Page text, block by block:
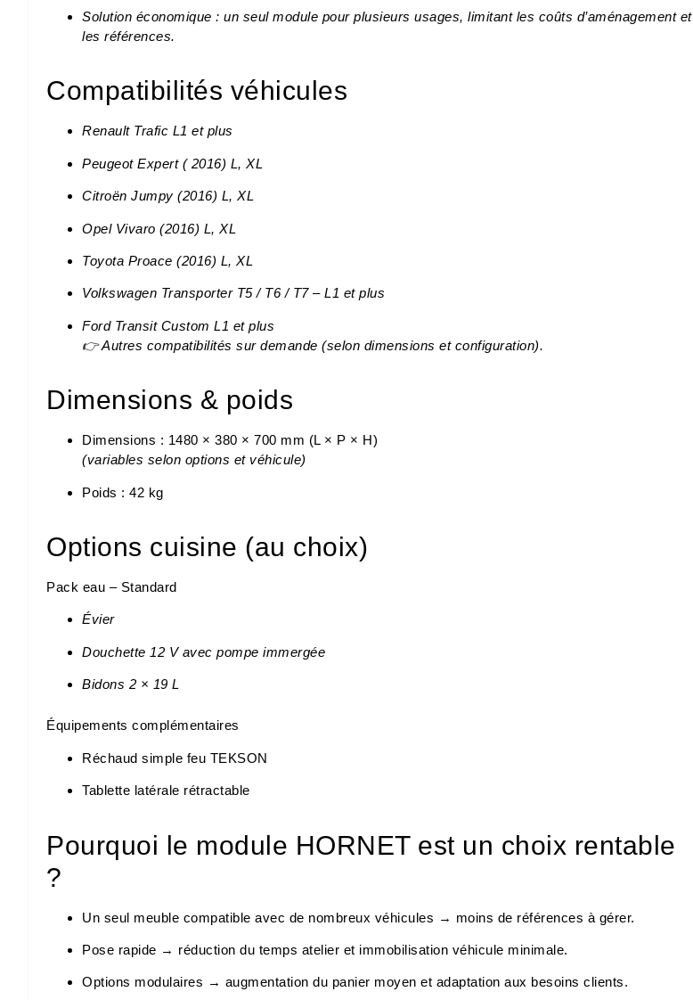
Solution économique : un seul module pour plusieurs usages, limitant les coûts d’aménagement et
les références.
Compatibilités véhicules
Renault Trafic L1 et plus
Peugeot Expert ( 2016) L, XL
Citroën Jumpy (2016) L, XL
Opel Vivaro (2016) L, XL
Toyota Proace (2016) L, XL
Volkswagen Transporter T5 / T6 / T7 – L1 et plus
Ford Transit Custom L1 et plus
👉 Autres compatibilités sur demande (selon dimensions et configuration).
Dimensions & poids
Dimensions : 1480 × 380 × 700 mm (L × P × H)
(variables selon options et véhicule)
Poids : 42 kg
Options cuisine (au choix)
Pack eau – Standard
Évier
Douchette 12 V avec pompe immergée
Bidons 2 × 19 L
Équipements complémentaires
Réchaud simple feu TEKSON
Tablette latérale rétractable
Pourquoi le module HORNET est un choix rentable
?
Un seul meuble compatible avec de nombreux véhicules → moins de références à gérer.
Pose rapide → réduction du temps atelier et immobilisation véhicule minimale.
Options modulaires → augmentation du panier moyen et adaptation aux besoins clients.